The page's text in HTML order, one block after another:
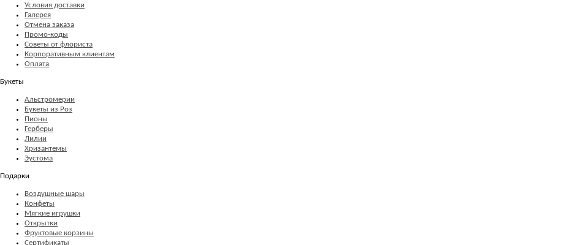
Условия доставки
Галерея
Отмена заказа
Промо-коды
Советы от флориста
Корпоративным клиентам
Оплата
Букеты
Альстромерии
Букеты из Роз
Пионы
Герберы
Лилии
Хризантемы
Эустома
Подарки
Воздушные шары
Конфеты
Мягкие игрушки
Открытки
Фруктовые корзины
Сертификаты